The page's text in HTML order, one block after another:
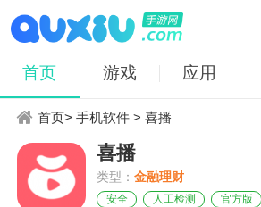
首页 游戏 应用
首页>手机软件 > 喜播
喜播
类型：金融理财
安全 人工检测 官方版